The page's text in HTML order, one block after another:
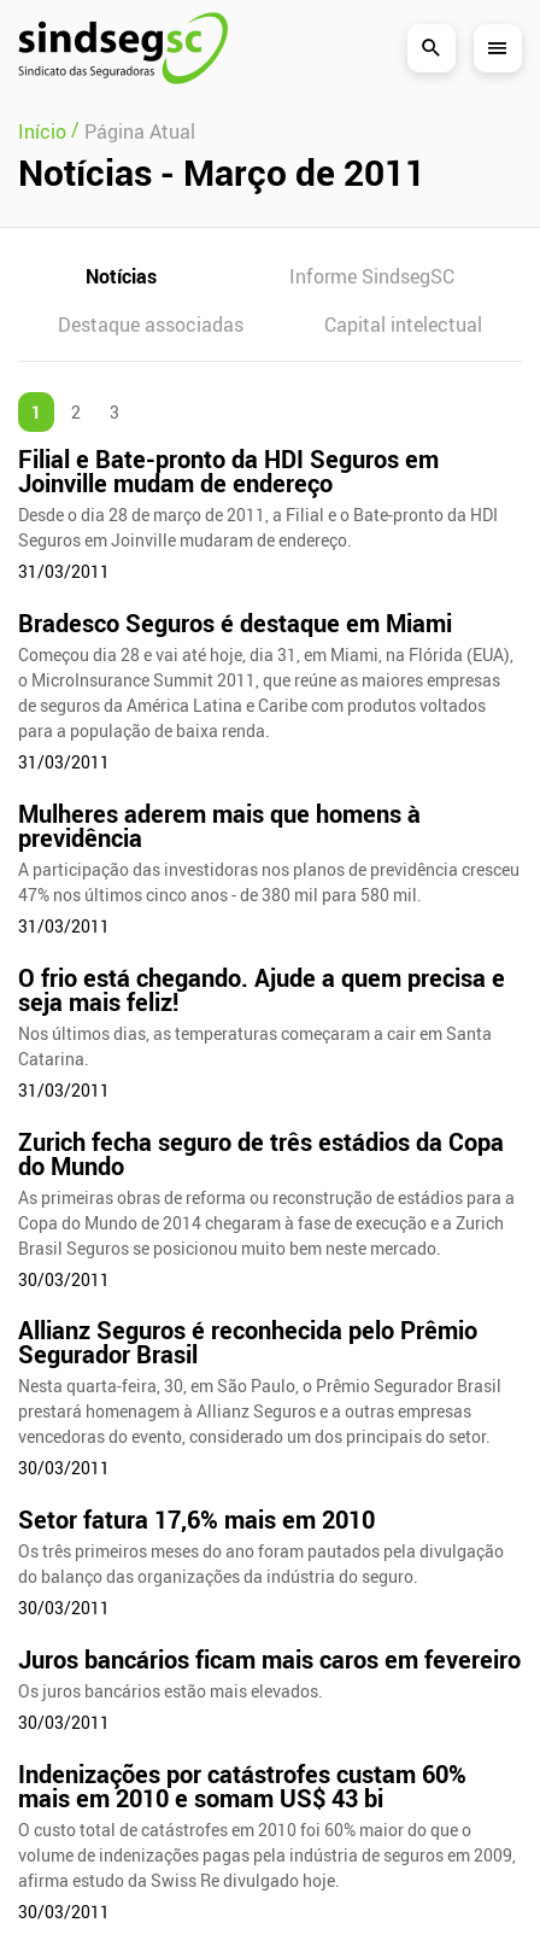
Pular Navegação (s)
Início/ Página Atual
Notícias - Março de 2011
Notícias
Informe SindsegSC
Destaque associadas
Capital intelectual
1 2 3
Filial e Bate-pronto da HDI Seguros em
Joinville mudam de endereço
Desde o dia 28 de março de 2011, a Filial e o Bate-pronto da HDI
Seguros em Joinville mudaram de endereço.
31/03/2011
Bradesco Seguros é destaque em Miami
Começou dia 28 e vai até hoje, dia 31, em Miami, na Flórida (EUA),
o MicroInsurance Summit 2011, que reúne as maiores empresas
de seguros da América Latina e Caribe com produtos voltados
para a população de baixa renda.
31/03/2011
Mulheres aderem mais que homens à
previdência
A participação das investidoras nos planos de previdência cresceu
47% nos últimos cinco anos - de 380 mil para 580 mil.
31/03/2011
O frio está chegando. Ajude a quem precisa e
seja mais feliz!
Nos últimos dias, as temperaturas começaram a cair em Santa
Catarina.
31/03/2011
Zurich fecha seguro de três estádios da Copa
do Mundo
As primeiras obras de reforma ou reconstrução de estádios para a
Copa do Mundo de 2014 chegaram à fase de execução e a Zurich
Brasil Seguros se posicionou muito bem neste mercado.
30/03/2011
Allianz Seguros é reconhecida pelo Prêmio
Segurador Brasil
Nesta quarta-feira, 30, em São Paulo, o Prêmio Segurador Brasil
prestará homenagem à Allianz Seguros e a outras empresas
vencedoras do evento, considerado um dos principais do setor.
30/03/2011
Setor fatura 17,6% mais em 2010
Os três primeiros meses do ano foram pautados pela divulgação
do balanço das organizações da indústria do seguro.
30/03/2011
Juros bancários ficam mais caros em fevereiro
Os juros bancários estão mais elevados.
30/03/2011
Indenizações por catástrofes custam 60%
mais em 2010 e somam US$ 43 bi
O custo total de catástrofes em 2010 foi 60% maior do que o
volume de indenizações pagas pela indústria de seguros em 2009,
afirma estudo da Swiss Re divulgado hoje.
30/03/2011